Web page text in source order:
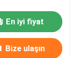
En iyi fiyat
Bize ulaşın